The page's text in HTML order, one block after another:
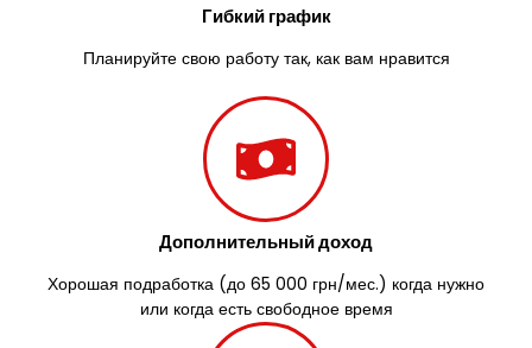
Гибкий график
Планируйте свою работу так, как вам нравится
Дополнительный доход
Хорошая подработка (до 65 000 грн/мес.) когда нужно
или когда есть свободное время